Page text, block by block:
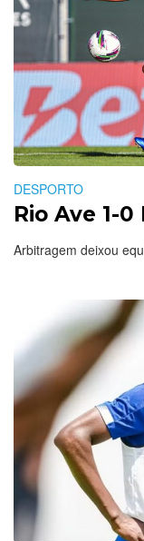
DESPORTO
Rio Ave 1-0
Arbitragem deixou